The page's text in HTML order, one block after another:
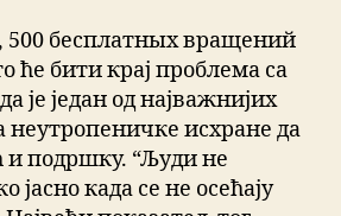
500 бесплатных вращений
ће бити крај проблема са
је један од најважнијих
неутропеничке исхране да
подршку. “Људи не
јасно када се не осећају